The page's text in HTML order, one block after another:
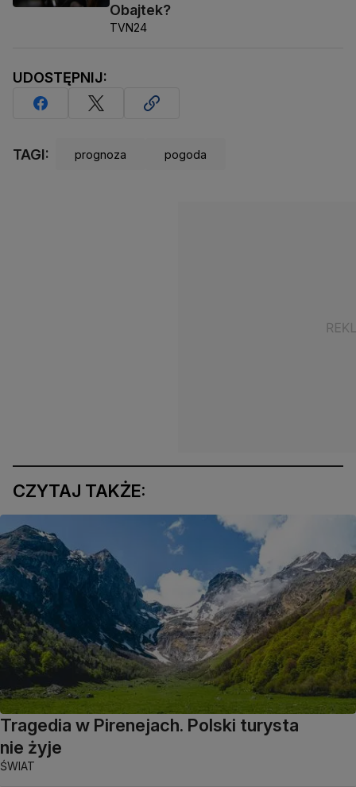
Obajtek?
TVN24
UDOSTĘPNIJ:
TAGI: prognoza pogoda
CZYTAJ TAKŻE:
Tragedia w Pirenejach. Polski turysta
nie żyje
ŚWIAT